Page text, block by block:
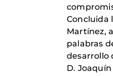
Concluida
Martínez,
palabras
desarrollo
D.